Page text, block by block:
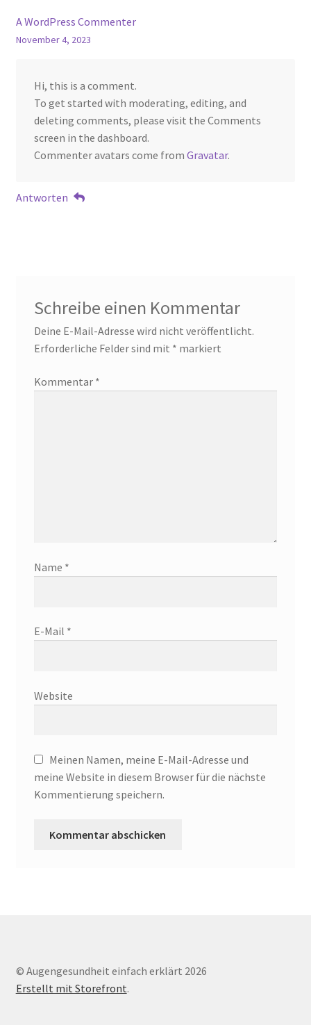
A WordPress Commenter
November 4, 2023
Hi, this is a comment.
To get started with moderating, editing, and
deleting comments, please visit the Comments
screen in the dashboard.
Commenter avatars come from Gravatar.
Antworten
Schreibe einen Kommentar
Deine E-Mail-Adresse wird nicht veröffentlicht.
Erforderliche Felder sind mit * markiert
Kommentar *
Name *
E-Mail *
Website
Meinen Namen, meine E-Mail-Adresse und
meine Website in diesem Browser für die nächste
Kommentierung speichern.
© Augengesundheit einfach erklärt 2026
Erstellt mit Storefront.